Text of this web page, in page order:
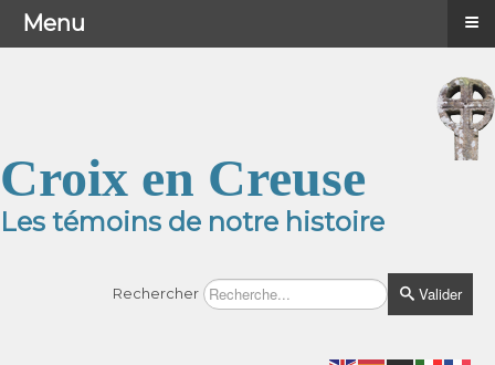
Croix en Creuse
Les témoins de notre histoire
Rechercher Valider
Menu ≡
Menu ≡